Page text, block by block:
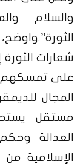
والسلام
شعارات
على تمسكهم
المجال
مستقل
العدالة
الإسلامية